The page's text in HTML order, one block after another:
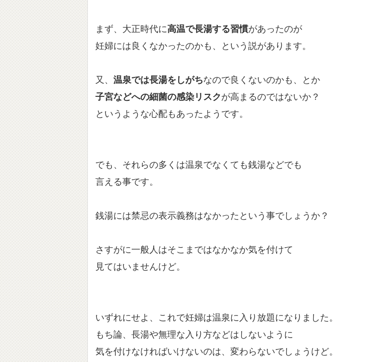
まず、大正時代に高温で長湯する習慣があったのが
妊婦には良くなかったのかも、という説があります。
又、 温泉では長湯をしがちなので良くないのかも、とか
子宮などへの細菌の感染リスクが高まるのではないか？
というような心配もあったようです。
でも、それらの多くは温泉でなくても銭湯などでも
言える事です。
銭湯には禁忌の表示義務はなかったという事でしょうか？
さすがに一般人はそこまではなかなか気を付けて
見てはいませんけど。
いずれにせよ、これで妊婦は温泉に入り放題になりました。
もち論、長湯や無理な入り方などはしないように
気を付けなければいけないのは、変わらないでしょうけど。